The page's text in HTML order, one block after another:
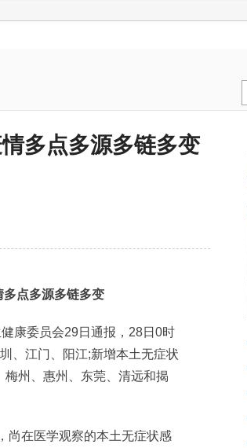
多点多源多链多变
点多源多链多变
康委员会29日通报，28日0时
、江门、阳江;新增本土无症状
州、惠州、东莞、清远和揭
在医学观察的本土无症状感